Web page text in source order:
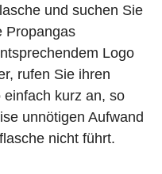
und suchen Sie
Propangas
Logo
rufen Sie ihren
einfach kurz an, so
unnötigen Aufwand
nicht führt.